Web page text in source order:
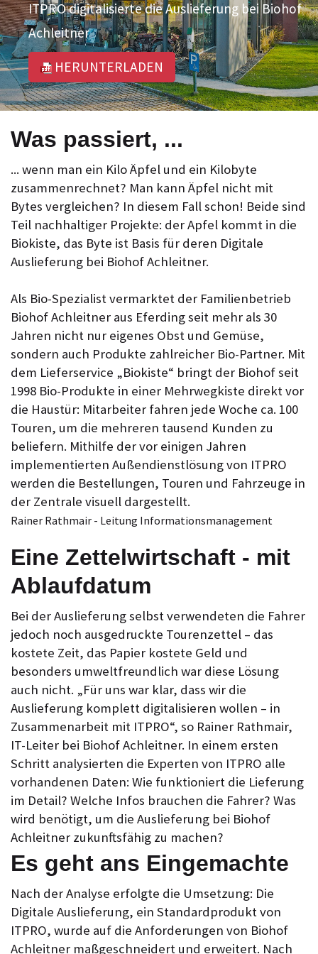
ITPRO digitalisierte die Auslieferung bei Biohof
Achleitner
HERUNTERLADEN
Was passiert, ...
... wenn man ein Kilo Äpfel und ein Kilobyte
zusammenrechnet? Man kann Äpfel nicht mit
Bytes vergleichen? In diesem Fall schon! Beide sind
Teil nachhaltiger Projekte: der Apfel kommt in die
Biokiste, das Byte ist Basis für deren Digitale
Auslieferung bei Biohof Achleitner.
Als Bio-Spezialist vermarktet der Familienbetrieb
Biohof Achleitner aus Eferding seit mehr als 30
Jahren nicht nur eigenes Obst und Gemüse,
sondern auch Produkte zahlreicher Bio-Partner. Mit
dem Lieferservice „Biokiste“ bringt der Biohof seit
1998 Bio-Produkte in einer Mehrwegkiste direkt vor
die Haustür: Mitarbeiter fahren jede Woche ca. 100
Touren, um die mehreren tausend Kunden zu
beliefern. Mithilfe der vor einigen Jahren
implementierten Außendienstlösung von ITPRO
werden die Bestellungen, Touren und Fahrzeuge in
der Zentrale visuell dargestellt.
Rainer Rathmair - Leitung Informationsmanagement
Eine Zettelwirtschaft - mit
Ablaufdatum
Bei der Auslieferung selbst verwendeten die Fahrer
jedoch noch ausgedruckte Tourenzettel – das
kostete Zeit, das Papier kostete Geld und
besonders umweltfreundlich war diese Lösung
auch nicht. „Für uns war klar, dass wir die
Auslieferung komplett digitalisieren wollen – in
Zusammenarbeit mit ITPRO“, so Rainer Rathmair,
IT-Leiter bei Biohof Achleitner. In einem ersten
Schritt analysierten die Experten von ITPRO alle
vorhandenen Daten: Wie funktioniert die Lieferung
im Detail? Welche Infos brauchen die Fahrer? Was
wird benötigt, um die Auslieferung bei Biohof
Achleitner zukunftsfähig zu machen?
Es geht ans Eingemachte
Nach der Analyse erfolgte die Umsetzung: Die
Digitale Auslieferung, ein Standardprodukt von
ITPRO, wurde auf die Anforderungen von Biohof
Achleitner maßgeschneidert und erweitert. Nach